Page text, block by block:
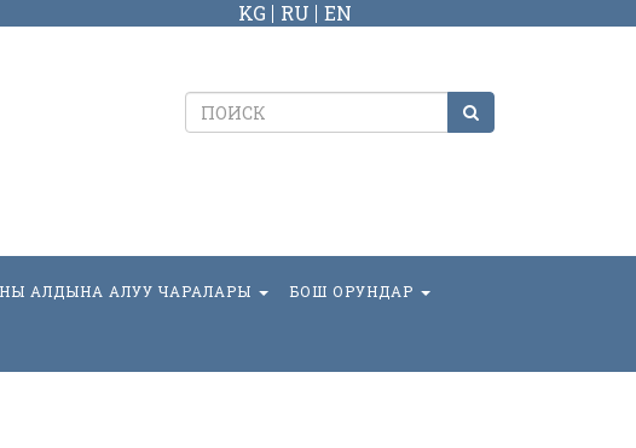
KG RU EN
АЛДЫНА АЛУУ ЧАРАЛАРЫ БОШ ОРУНДАР